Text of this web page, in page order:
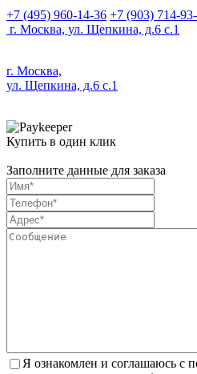
+7 (495) 960-14-36 +7 (903) 714-
г. Москва, ул. Щепкина, д.6 с.1
г. Москва,
ул. Щепкина, д.6 с.1
Купить в один клик
Заполните данные для заказа
Я ознакомлен и соглашаюсь с